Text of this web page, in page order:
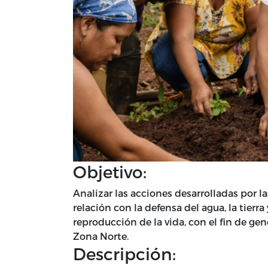
Objetivo:
Analizar las acciones desarrolladas por
relación con la defensa del agua, la
reproducción de la vida, con el fin de
Zona Norte.
Descripción: